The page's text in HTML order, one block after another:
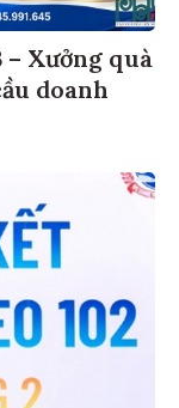
– Xưởng quà
doanh